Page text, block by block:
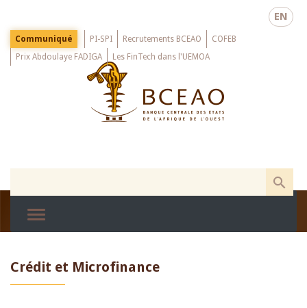
main
EN
Menu
Top
Communiqué PI-SPI Recrutements BCEAO
COFEB
Prix Abdoulaye FADIGA
Les FinTech dans l'UEMOA
Crédit et Microfinance